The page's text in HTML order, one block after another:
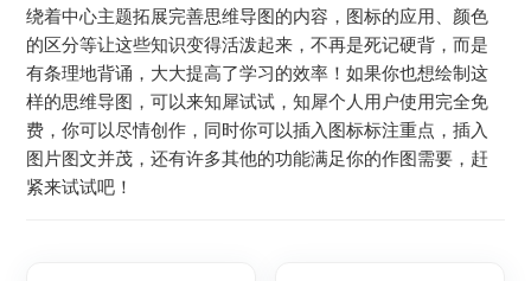
绕着中心主题拓展完善思维导图的内容，图标的应用、颜色
的区分等让这些知识变得活泼起来，不再是死记硬背，而是
有条理地背诵，大大提高了学习的效率！如果你也想绘制这
样的思维导图，可以来知犀试试，知犀个人用户使用完全免
费，你可以尽情创作，同时你可以插入图标标注重点，插入
图片图文并茂，还有许多其他的功能满足你的作图需要，赶
紧来试试吧！